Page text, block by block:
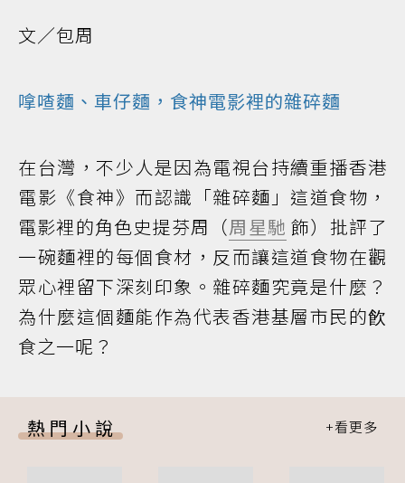
文／包周
嗱喳麵、車仔麵，食神電影裡的雜碎麵
在台灣，不少人是因為電視台持續重播香港
電影《食神》而認識「雜碎麵」這道食物，
電影裡的角色史提芬周（周星馳 飾）批評了
一碗麵裡的每個食材，反而讓這道食物在觀
眾心裡留下深刻印象。雜碎麵究竟是什麼？
為什麼這個麵能作為代表香港基層市民的飮
食之一呢？
熱門小說